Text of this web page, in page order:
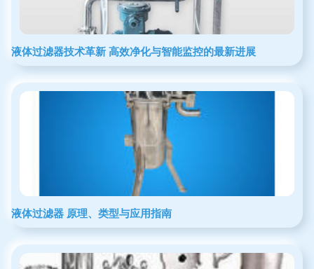
液体过滤器技术革新 高效净化与智能监控的最新进展
液体过滤器 原理、类型与应用指南